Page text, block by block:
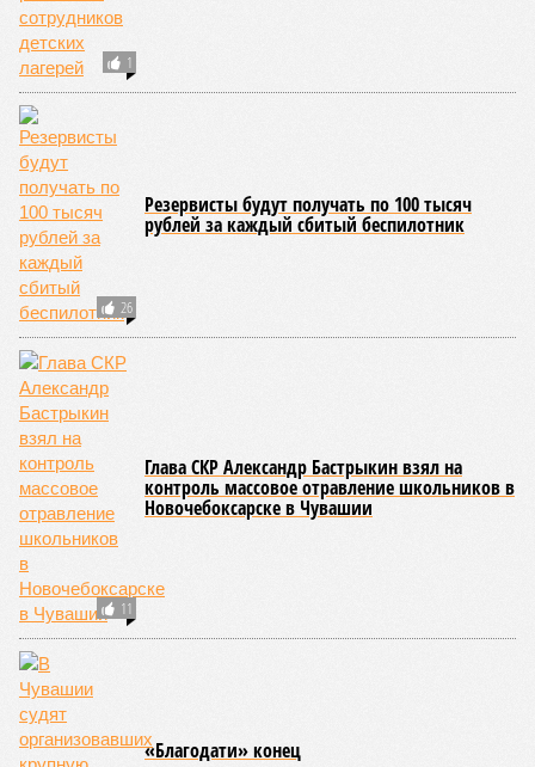
нагрудные знаки мастера спорта Чувашии международного
класса по керешу, а также мастера спорта Чувашии.
Параллельно с этим разработана полная разрядная сетка
по керешу, охватывающая все ступени от третьего
юношеского разряда до уровня кандидата в мастера
спорта. Такая структура призвана обеспечить системность
в подготовке юных атлетов и создать чёткие ориентиры
для последовательного повышения их квалификации.
Керешу представляет собой традиционное единоборство,
уходящее корнями в культуру чувашского народа. Схватка
проходит следующим образом: соперники располагаются
лицом друг к другу, при этом через пояс каждого из них
перекинуто специальное матерчатое полотенце;
удерживаясь за этот элемент экипировки, борцы вступают
в противоборство, основная задача которого заключается в
том, чтобы опрокинуть противника.
Современная версия чувашской национальной борьбы
была создана в 1990-х годах. С того периода дисциплина
переживает этап активного возрождения, сохраняя при
этом неразрывную связь с многовековыми народными
традициями.
В настоящее время керешу демонстрирует рост
популярности. В 2024 году в столице республики, городе
Чебоксары, на базе спортивной школы № 11 состоялось
торжественное открытие Республиканского центра
единоборств «Керешу». площадка имеет все необходимые
условия для полноценной подготовки спортсменов